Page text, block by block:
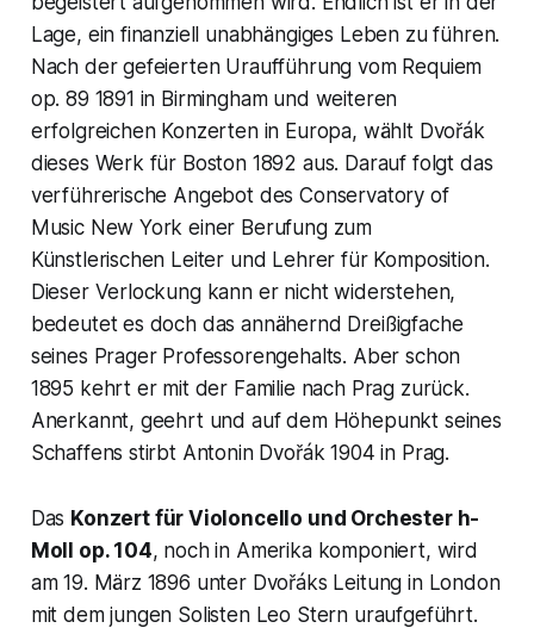
Lage, ein finanziell unabhängiges Leben zu führen.
Nach der gefeierten Uraufführung vom Requiem
op. 89 1891 in Birmingham und weiteren
erfolgreichen Konzerten in Europa, wählt Dvořák
dieses Werk für Boston 1892 aus. Darauf folgt das
verführerische Angebot des Conservatory of
Music New York einer Berufung zum
Künstlerischen Leiter und Lehrer für Komposition.
Dieser Verlockung kann er nicht widerstehen,
bedeutet es doch das annähernd Dreißigfache
seines Prager Professorengehalts. Aber schon
1895 kehrt er mit der Familie nach Prag zurück.
Anerkannt, geehrt und auf dem Höhepunkt seines
Schaffens stirbt Antonin Dvořák 1904 in Prag.
Das Konzert für Violoncello und Orchester h-
Moll op. 104, noch in Amerika komponiert, wird
am 19. März 1896 unter Dvořáks Leitung in London
mit dem jungen Solisten Leo Stern uraufgeführt.